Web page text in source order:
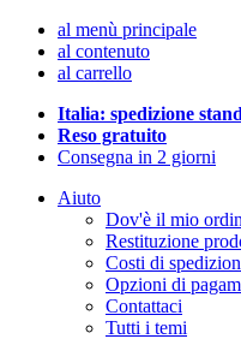
al menù principale
al contenuto
al carrello
Italia: spedizione
Reso gratuito
Consegna in 2 giorni
Aiuto
Dov'è il mio
Restituzione
Costi di
Opzioni di
Contattaci
Tutti i temi